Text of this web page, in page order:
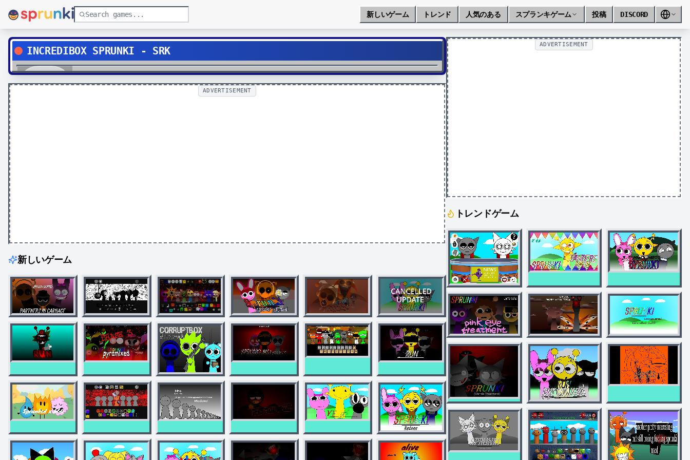
新しいゲーム トレンド 人気のある スプランキゲーム 投稿 DISCORD
INCREDIBOX SPRUNKI - SRK
Play ADVERTISEMENT
新しいゲーム
ADVERTISEMENT
トレンドゲーム